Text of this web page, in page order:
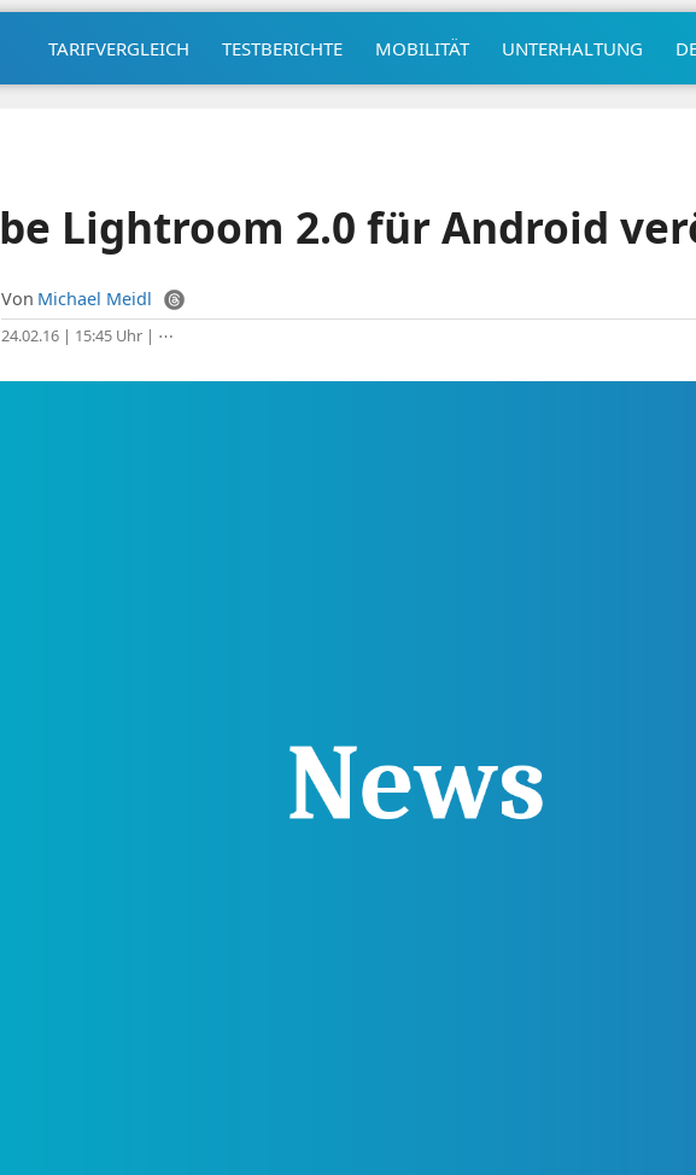
TARIFVERGLEICH TESTBERICHTE MOBILITÄT UNTERHALTUNG
Lightroom 2.0 für Android
Von Michael Meidl
24.02.16 | 15:45 Uhr| ⋯